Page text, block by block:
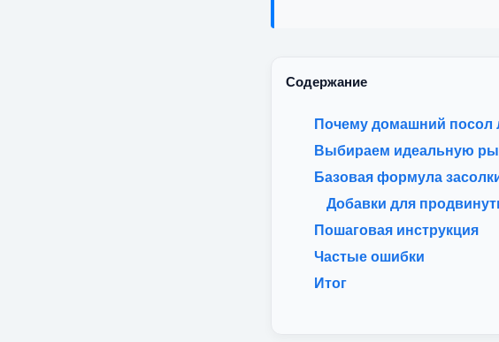
Содержание
Почему домашний посол
Выбираем идеальную
Базовая формула
Добавки для
Пошаговая инструкция
Частые ошибки
Итог